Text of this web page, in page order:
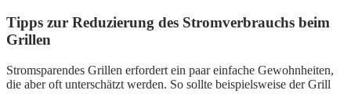
Tipps zur Reduzierung des Stromverbrauchs beim
Grillen
Stromsparendes Grillen erfordert ein paar einfache Gewohnheiten,
die aber oft unterschätzt werden. So sollte beispielsweise der Grill